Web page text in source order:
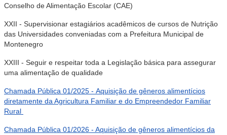
Conselho de Alimentação Escolar (CAE)
XXII - Supervisionar estagiários acadêmicos de cursos de Nutrição
das Universidades conveniadas com a Prefeitura Municipal de
Montenegro
XXIII - Seguir e respeitar toda a Legislação básica para assegurar
uma alimentação de qualidade
Chamada Pública 01/2025 - Aquisição de gêneros alimentícios
diretamente da Agricultura Familiar e do Empreendedor Familiar
Rural
Chamada Pública 01/2026 - Aquisição de gêneros alimentícios da